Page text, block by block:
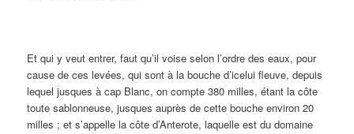
Et qui y veut entrer, faut qu’il voise selon l’ordre des eaux, pour
cause de ces levées, qui sont à la bouche d’icelui fleuve, depuis
lequel jusques à cap Blanc, on compte 380 milles, étant la côte
toute sablonneuse, jusques auprès de cette bouche environ 20
milles ; et s’appelle la côte d’Anterote, laquelle est du domaine